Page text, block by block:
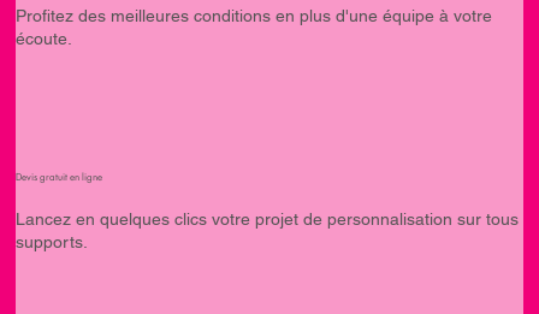
Profitez des meilleures conditions en plus d'une équipe à votre
écoute.
Devis gratuit en ligne
Lancez en quelques clics votre projet de personnalisation sur tous
supports.